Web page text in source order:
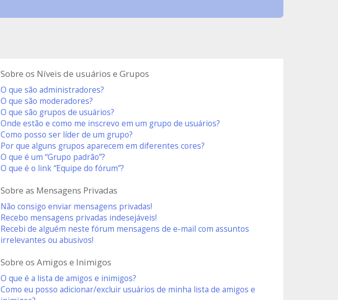
Sobre os Níveis de usuários e Grupos
O que são administradores?
O que são moderadores?
O que são grupos de usuários?
Onde estão e como me inscrevo em um grupo de usuários?
Como posso ser líder de um grupo?
Por que alguns grupos aparecem em diferentes cores?
O que é um “Grupo padrão”?
O que é o link “Equipe do fórum”?
Sobre as Mensagens Privadas
Não consigo enviar mensagens privadas!
Recebo mensagens privadas indesejáveis!
Recebi de alguém neste fórum mensagens de e-mail com assuntos
irrelevantes ou abusivos!
Sobre os Amigos e Inimigos
O que é a lista de amigos e inimigos?
Como eu posso adicionar/excluir usuários de minha lista de amigos e